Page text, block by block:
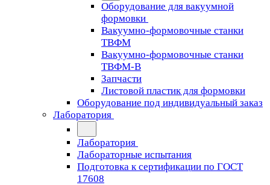
Оборудование для вакуумной
формовки
Вакуумно-формовочные станки
ТВФМ
Вакуумно-формовочные станки
ТВФМ-В
Запчасти
Листовой пластик для формовки
Оборудование под индивидуальный заказ
Лаборатория
Лаборатория
Лабораторные испытания
Подготовка к сертификации по ГОСТ
17608